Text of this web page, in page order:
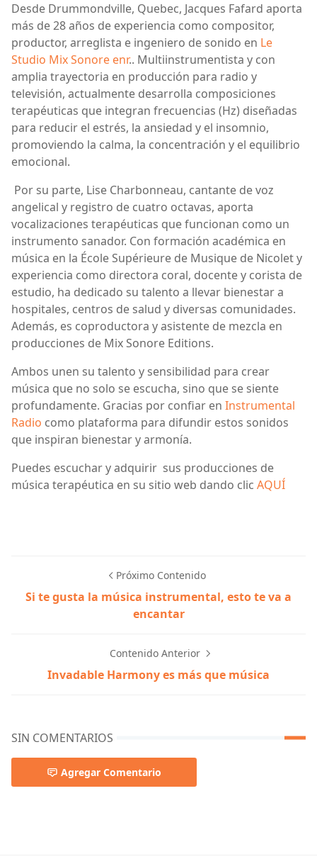
Desde Drummondville, Quebec, Jacques Fafard aporta
más de 28 años de experiencia como compositor,
productor, arreglista e ingeniero de sonido en Le
Studio Mix Sonore enr.. Multiinstrumentista y con
amplia trayectoria en producción para radio y
televisión, actualmente desarrolla composiciones
terapéuticas que integran frecuencias (Hz) diseñadas
para reducir el estrés, la ansiedad y el insomnio,
promoviendo la calma, la concentración y el equilibrio
emocional.
Por su parte, Lise Charbonneau, cantante de voz
angelical y registro de cuatro octavas, aporta
vocalizaciones terapéuticas que funcionan como un
instrumento sanador. Con formación académica en
música en la École Supérieure de Musique de Nicolet y
experiencia como directora coral, docente y corista de
estudio, ha dedicado su talento a llevar bienestar a
hospitales, centros de salud y diversas comunidades.
Además, es coproductora y asistente de mezcla en
producciones de Mix Sonore Editions.
Ambos unen su talento y sensibilidad para crear
música que no solo se escucha, sino que se siente
profundamente. Gracias por confiar en Instrumental
Radio como plataforma para difundir estos sonidos
que inspiran bienestar y armonía.
Puedes escuchar y adquirir sus producciones de
música terapéutica en su sitio web dando clic AQUÍ
Próximo Contenido
Si te gusta la música instrumental, esto te va a
encantar
Contenido Anterior
Invadable Harmony es más que música
SIN COMENTARIOS
Agregar Comentario